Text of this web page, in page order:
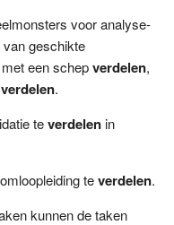
voor analyse-
van geschikte
een schepverdelen,
verdelen.
teverdelenin
teverdelen.
kunnen de taken